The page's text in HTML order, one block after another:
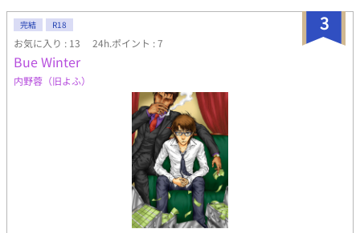
す。 はじめて漫画を描くのでつたないですが、どうぞよろしくお
願いします！
3
完結 R18
お気に入り : 13 24h.ポイント : 7
Bue Winter
内野蓉（旧よふ）